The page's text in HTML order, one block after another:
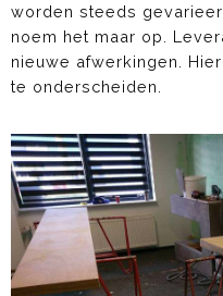
worden steeds
noem het maar op.
nieuwe afwerkingen.
te onderscheiden.